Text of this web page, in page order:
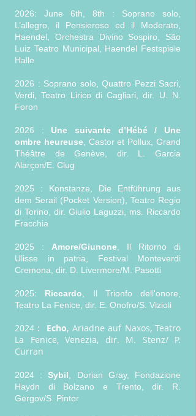
2026: June 6th, 8th : Soprano solo,
L’allegro, il Pensieroso ed il Moderato,
Haendel, Orchestra Divino Sospiro, São
Luiz Teatro Municipal, Haendel Festspiele
Halle
2026 : Soprano solo, Quattro Pezzi Sacri,
Verdi, Teatro Lirico di Cagliari, dir. U. N.
Foron
2026 : Une suivante d’Hébé / Une
ombre heureuse, Castor et Pollux, Grand
Théâtre de Genève, dir. L. Garcia
Alarçon/E. Clug
2025 : Konstanze, Die Entführung aus
dem Serail (Pocket Version), Teatro Regio
di Torino, dir. Giulio Laguzzi, ms. Riccardo
Fracchia
2025 : Amore/Giunone , Il Ritorno di
Ulisse in patria, Festival Monteverdi
Cremona, dir. D. Livermore/M. Pasotti
2025: Riccardo , Il Trionfo dell'onore,
Teatro La Fenice, dir. E. Onofro/S. Vizioli
2024 : Echo, Ariadne auf Naxos, Teatro
La Fenice, Venezia, dir. M. Stenz/ P.
Curran
2024 :Sybil , Dorian Gray, Fondazione
Haydn di Bolzano e Trento, dir. R.
Gergov/S. Pintor